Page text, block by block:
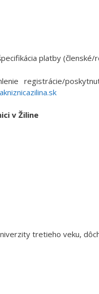
platby (členské/
registrácie/
v Žiline
tretieho veku,